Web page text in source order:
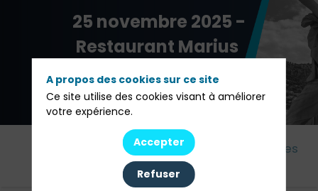
25 novembre 2025 -
Restaurant Marius
Pré-inscription
Agenda IntervenantsPartenaires
A propos des cookies sur ce site
Ce site utilise des cookies visant à améliorer
votre expérience.
Accepter
Refuser